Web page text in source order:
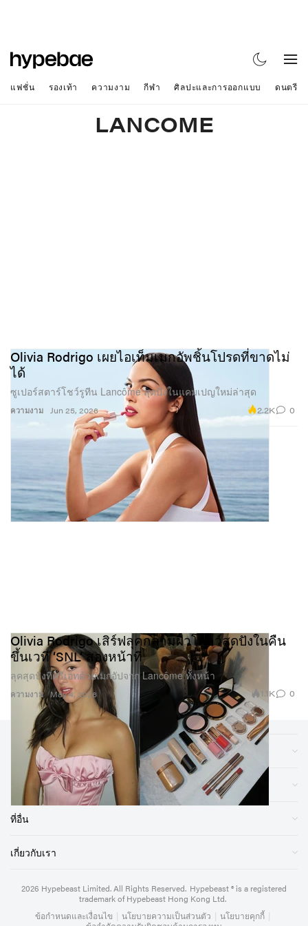
แฟชั่น รองเท้า ความงาม กีฬา ศิลปะและการออกแบบ ดนตรี
LANCOME
ความงาม
Olivia Rodrigo เผยไอเท็มเมกอัพชิ้นโปรดที่ขาดไม่
ได้
ซูเปอร์สตาร์โชว์รูทีน Lancôme สุดปังในแคมเปญใหม่ล่าสุด
Jun 25, 2026 2.2K 0
ความงาม
Olivia Rodrigo เสิร์ฟลุคกลามผิวโกลว์สุดปังในคืน
ขึ้นเวที ‘SNL’ สองหน้าที่
ลุคสุดปังที่ครีเอทด้วยเมกอัปจาก Lancôme ทั้งหน้า
May 4, 2026 1.1K 0
หมวดหมู่
ร้านค้า
ที่อื่น
เกี่ยวกับเรา
2026 Hypebeast Limited. All Rights Reserved. Hypebeast ® is a registered
trademark of Hypebeast Hong Kong Ltd.
ข้อกำหนดและเงื่อนไข | นโยบายความเป็นส่วนตัว | นโยบายคุกกี้ |